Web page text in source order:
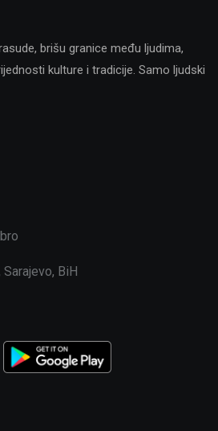
brišu granice među ljudima,
kulture i tradicije. Samo ljudski
BiH